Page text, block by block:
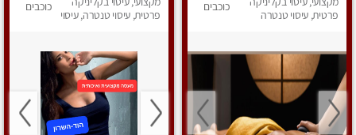
פרטית, עיסוי טנטרה
כוכבים
recommended
פרטית, עיסוי טנטרה, עיסוי
כוכבים